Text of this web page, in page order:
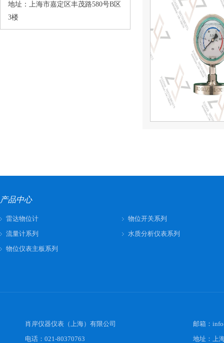
地址：上海市嘉定区丰茂路580号B区
3楼
产品中心
雷达物位计
物位开关系列
流量计系列
水质分析仪表系列
物位仪表主板系列
肖岸仪器仪表（上海）有限公司
电话：021-80370763
邮箱：
地址：上